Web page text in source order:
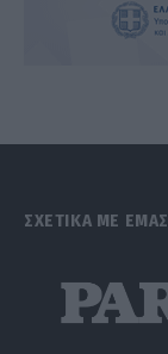
ΣΧΕΤΙΚΑ ΜΕ ΕΜΑΣ